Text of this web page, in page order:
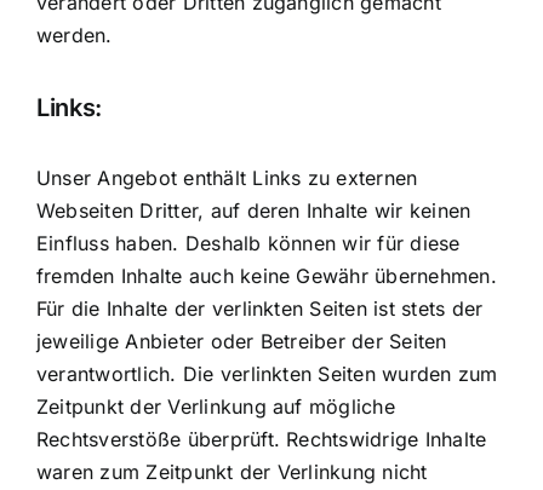
werden.
Links:
Unser Angebot enthält Links zu externen
Webseiten Dritter, auf deren Inhalte wir keinen
Einfluss haben. Deshalb können wir für diese
fremden Inhalte auch keine Gewähr übernehmen.
Für die Inhalte der verlinkten Seiten ist stets der
jeweilige Anbieter oder Betreiber der Seiten
verantwortlich. Die verlinkten Seiten wurden zum
Zeitpunkt der Verlinkung auf mögliche
Rechtsverstöße überprüft. Rechtswidrige Inhalte
waren zum Zeitpunkt der Verlinkung nicht